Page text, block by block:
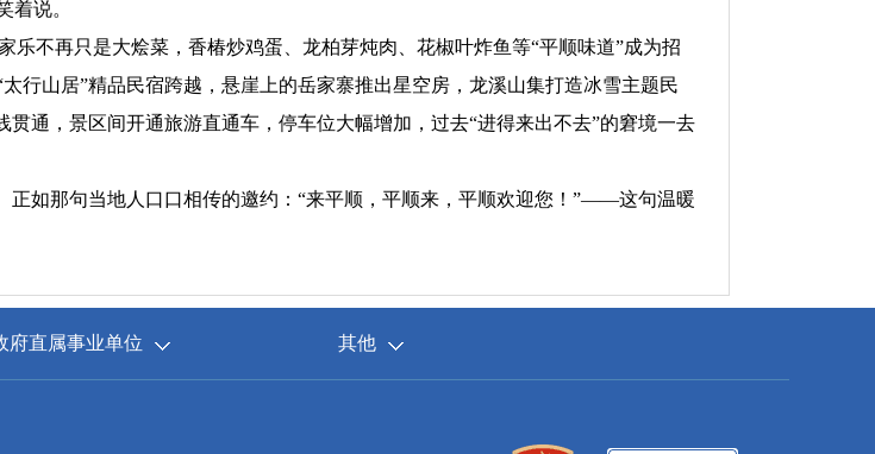
着说。
不再只是大烩菜，香椿炒鸡蛋、龙柏芽炖肉、花椒叶炸鱼等“平顺味道”成为招
行山居”精品民宿跨越，悬崖上的岳家寨推出星空房，龙溪山集打造冰雪主题民
通，景区间开通旅游直通车，停车位大幅增加，过去“进得来出不去”的窘境一去
如那句当地人口口相传的邀约：“来平顺，平顺来，平顺欢迎您！”——这句温暖
府直属事业单位 其他